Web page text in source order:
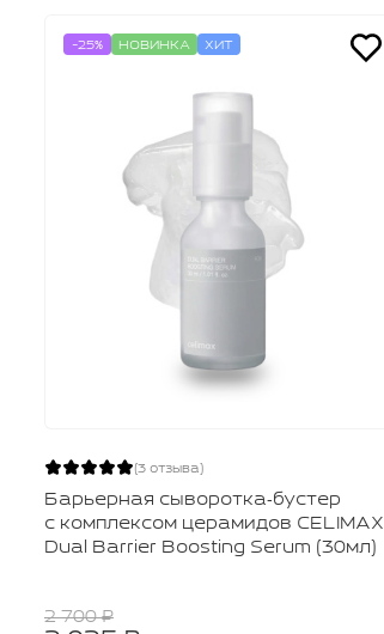
-25% НОВИНКА ХИТ
(3 отзыва)
Барьерная сыворотка‑бустер
с комплексом церамидов CELIMAX
Dual Barrier Boosting Serum (30мл)
2 700 ₽